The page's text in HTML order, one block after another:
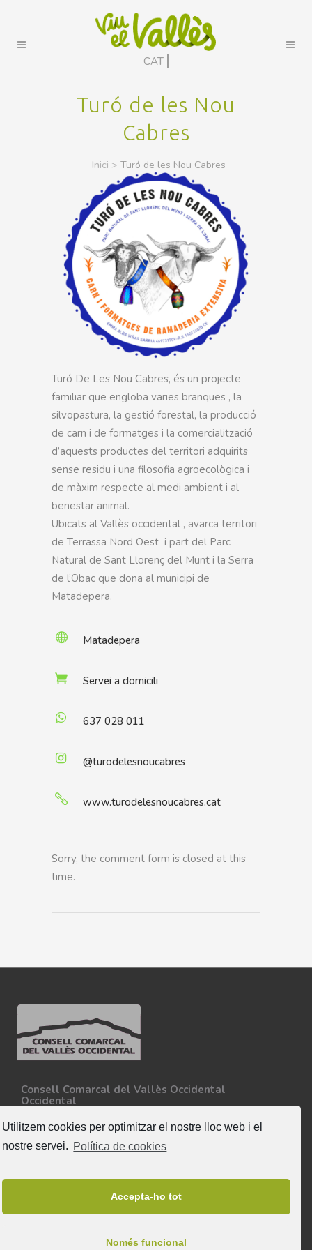
Utilitzem cookies per optimitzar el nostre lloc web i el
nostre servei. Política de cookies
Accepta-ho tot
Només funcional
CAT
Turó de les Nou
Cabres
Inici > Turó de les Nou Cabres
Turó De Les Nou Cabres, és un projecte
familiar que engloba varies branques , la
silvopastura, la gestió forestal, la producció
de carn i de formatges i la comercialització
d’aquests productes del territori adquirits
sense residu i una filosofia agroecològica i
de màxim respecte al medi ambient i al
benestar animal.
Ubicats al Vallès occidental , avarca territori
de Terrassa Nord Oest i part del Parc
Natural de Sant Llorenç del Munt i la Serra
de l’Obac que dona al municipi de
Matadepera.
Matadepera
Servei a domicili
637 028 011
@turodelesnoucabres
www.turodelesnoucabres.cat
Sorry, the comment form is closed at this
time.
Consell Comarcal del Vallès Occidental
Occidental
08227 - Terrassa
Tel. 93 727 35 34